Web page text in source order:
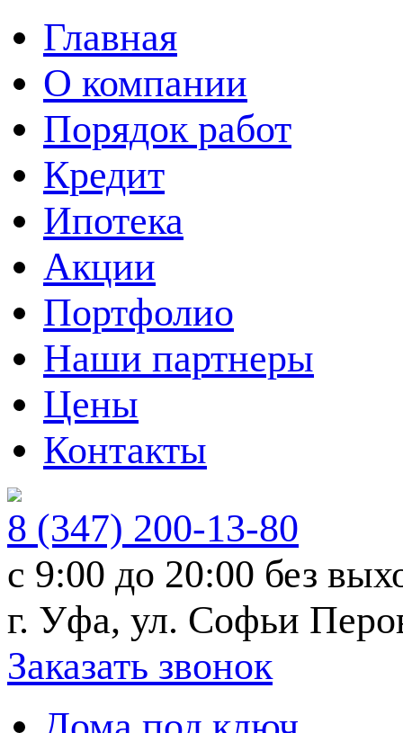
Главная
О компании
Порядок работ
Кредит
Ипотека
Акции
Портфолио
Наши партнеры
Цены
Контакты
8 (347) 200-13-80
с 9:00 до 20:00 без
г. Уфа, ул. Софьи
Заказать звонок